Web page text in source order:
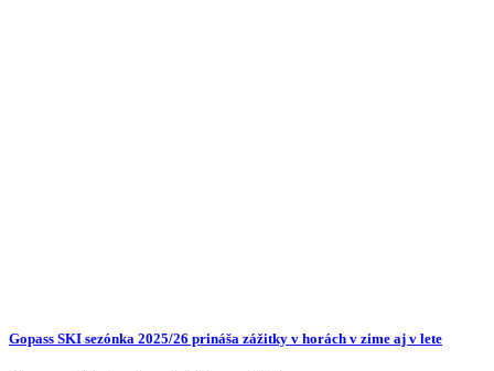
Gopass SKI sezónka 2025/26 prináša zážitky v horách v zime aj v lete